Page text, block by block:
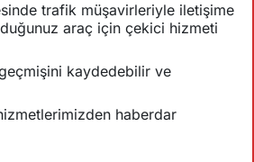
trafik müşavirleriyle iletişime
araç için çekici hizmeti
geçmişini kaydedebilir ve
haberdar